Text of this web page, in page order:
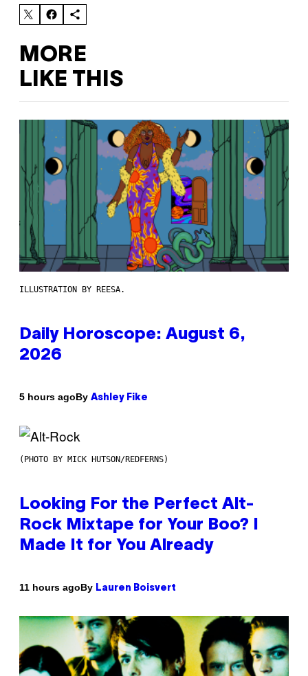
MORE
LIKE THIS
ILLUSTRATION BY REESA.
Daily Horoscope: August 6,
2026
5 hours agoBy Ashley Fike
(PHOTO BY MICK HUTSON/REDFERNS)
Looking For the Perfect Alt-
Rock Mixtape for Your Boo? I
Made It for You Already
11 hours agoBy Lauren Boisvert